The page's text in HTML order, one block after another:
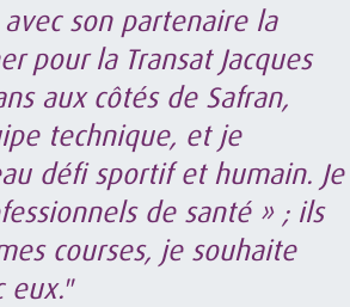
son partenaire la
pour la Transat Jacques
aux côtés de Safran,
technique, et je
défi sportif et humain. Je
de santé » ; ils
courses, je souhaite
eux."